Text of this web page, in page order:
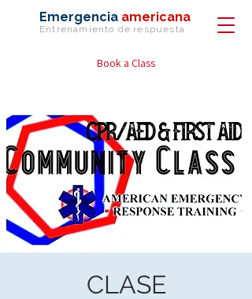
Emergencia americana
Entrenamiento de respuesta
Book a Class
CLASE